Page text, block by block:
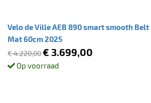
Velo de Ville AEB 890 smart smooth Belt
Mat 60cm 2025
€ 4.220,00€ 3.699,00
Op voorraad